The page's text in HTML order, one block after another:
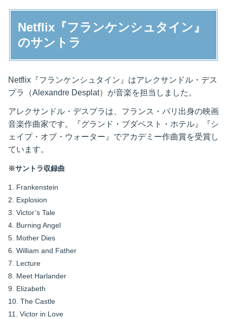
Netflix『フランケンシュタイン』
のサントラ
Netflix『フランケンシュタイン』はアレクサンドル・デス
プラ（Alexandre Desplat）が音楽を担当しました。
アレクサンドル・デスプラは、フランス・パリ出身の映画
音楽作曲家です。『グランド・ブダペスト・ホテル』『シ
ェイプ・オブ・ウォーター』でアカデミー作曲賞を受賞し
ています。
※サントラ収録曲
1. Frankenstein
2. Explosion
3. Victor’s Tale
4. Burning Angel
5. Mother Dies
6. William and Father
7. Lecture
8. Meet Harlander
9. Elizabeth
10. The Castle
11. Victor in Love